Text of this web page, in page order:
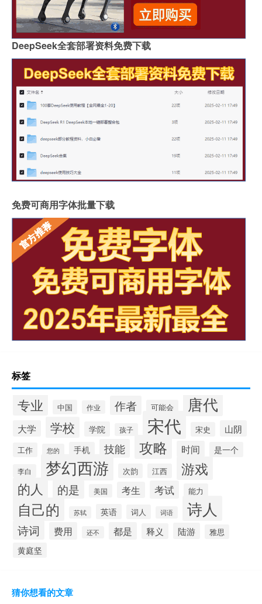
DeepSeek全套部署资料免费下载
免费可商用字体批量下载
标签
专业 中国 作业 作者 可能会 唐代
大学 学校 学院 孩子 宋代 宋史 山阴
工作 您的 手机 技能 攻略 时间 是一个
李白 梦幻西游 次韵 江西 游戏
的人 的是 美国 考生 考试 能力
自己的 苏轼 英语 词人 词语 诗人
诗词 费用 还不 都是 释义 陆游 雅思
黄庭坚
猜你想看的文章